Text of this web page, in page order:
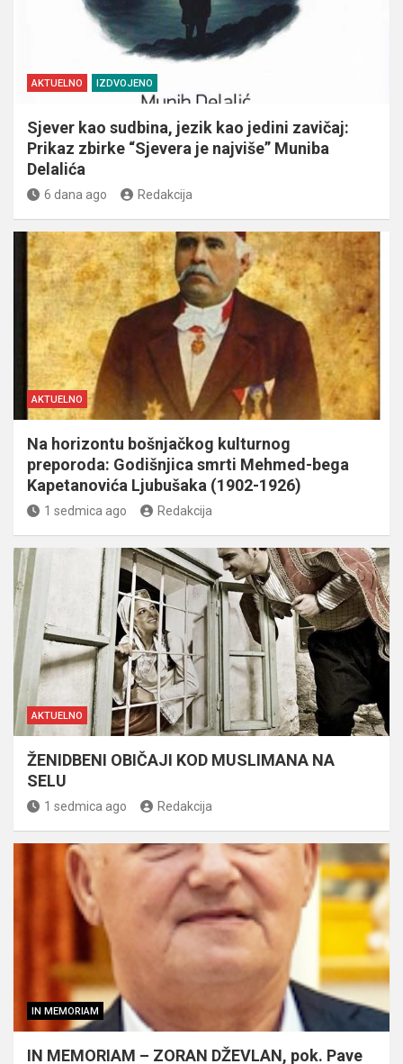
AKTUELNO IZDVOJENO
Sjever kao sudbina, jezik kao jedini zavičaj:
Prikaz zbirke “Sjevera je najviše” Muniba
Delalića
6 dana ago Redakcija
AKTUELNO
Na horizontu bošnjačkog kulturnog
preporoda: Godišnjica smrti Mehmed-bega
Kapetanovića Ljubušaka (1902-1926)
1 sedmica ago Redakcija
AKTUELNO
ŽENIDBENI OBIČAJI KOD MUSLIMANA NA
SELU
1 sedmica ago Redakcija
IN MEMORIAM
IN MEMORIAM – ZORAN DŽEVLAN, pok. Pave